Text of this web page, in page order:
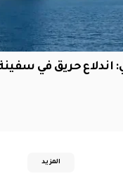
اندلاع حريق في
المزيد